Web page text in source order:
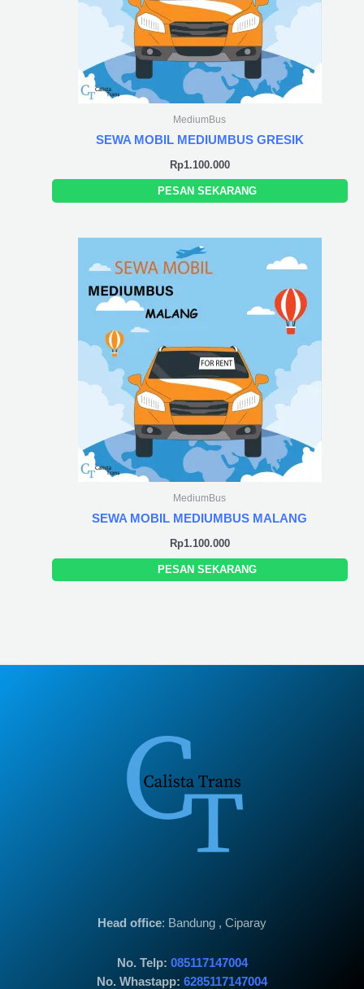
MediumBus
SEWA MOBIL MEDIUMBUS GRESIK
Rp1.100.000
PESAN SEKARANG
MediumBus
SEWA MOBIL MEDIUMBUS MALANG
Rp1.100.000
PESAN SEKARANG
Head office: Bandung , Ciparay
No. Telp: 085117147004
No. Whastapp: 6285117147004